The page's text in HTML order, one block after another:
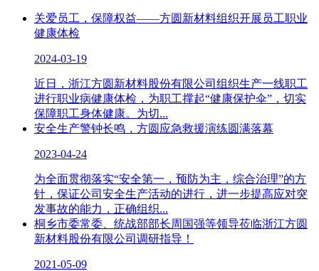
关爱员工，保障权益——方圆新材料组织开展员工职业
健康体检
2024-03-19
近日，浙江方圆新材料股份有限公司组织生产一线职工
进行职业病健康体检，为职工撑起“健康保护伞”，切实
保障职工身体健康。为切...
安全生产警钟长鸣，方圆应急救援演练圆满落幕
2023-04-24
为全面贯彻落实“安全第一，预防为主，综合治理”的方
针，保证公司安全生产活动的进行，进一步提高应对突
发事故的能力，正确组织...
桐乡市委常委、统战部部长周国强等​领导莅临浙江方圆
新材料股份有限公司调研指导！
2021-05-09